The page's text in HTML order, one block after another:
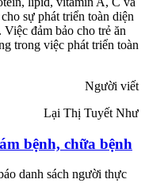
sự phát triển toàn diện
đảm bảo cho trẻ ăn
trong việc phát triển toàn
Người viết
Lại Thị Tuyết Như
bệnh, chữa bệnh
danh sách người thực